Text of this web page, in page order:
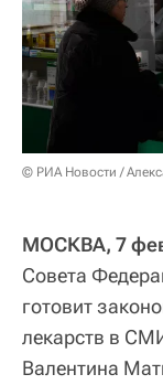
© РИА Новости /
МОСКВА, 7
Совета
готовит
лекарств в
Валентина